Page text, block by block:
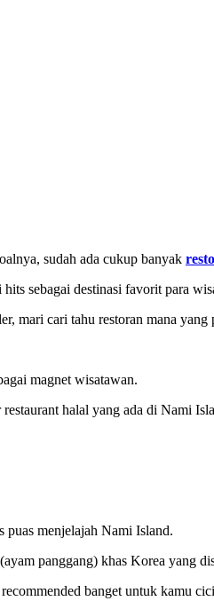
sudah ada cukup banyak
sebagai destinasi favorit para
mari cari tahu restoran mana yang
magnet wisatawan.
halal yang ada di Nami
puas menjelajah Nami Island.
panggang) khas Korea yang
banget untuk kamu